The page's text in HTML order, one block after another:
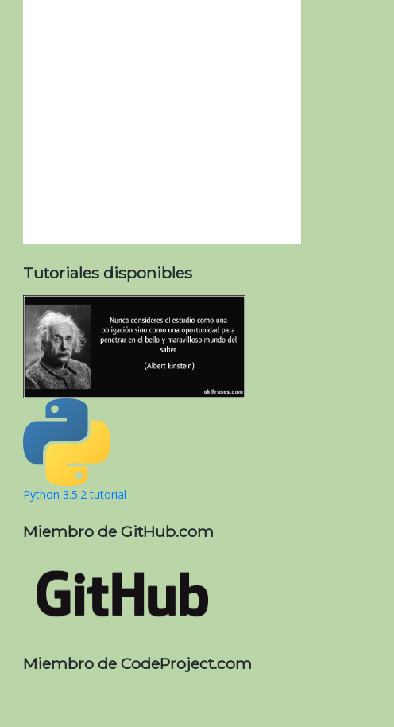
Tutoriales disponibles
Python 3.5.2 tutorial
Miembro de GitHub.com
Miembro de CodeProject.com